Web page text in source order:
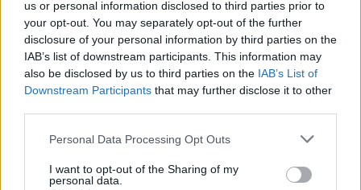
us or personal information disclosed to third parties prior to
your opt-out. You may separately opt-out of the further
disclosure of your personal information by third parties on the
IAB’s list of downstream participants. This information may
also be disclosed by us to third parties on the IAB’s List of
Downstream Participants that may further disclose it to other
Personal Data Processing Opt Outs
I want to opt-out of the Sharing of my
personal data.
Hansi Flick kontakton
Rodrin për ta bindur të
transferohet te Barcelona
Deschamps mbeti jashtë
projektit të Al-Ahli pas
refuzimit të ofertës
multimilionëshe